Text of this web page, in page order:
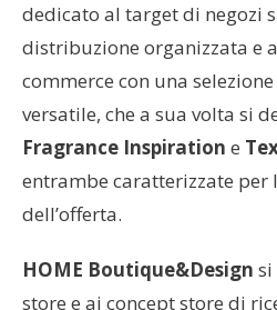
dedicato al target di negozi
distribuzione organizzata e
commerce con una
versatile, che a sua volta si
Fragrance Inspiration e
entrambe caratterizzate per
dell’offerta.
HOME Boutique&Design
store e ai concept store di